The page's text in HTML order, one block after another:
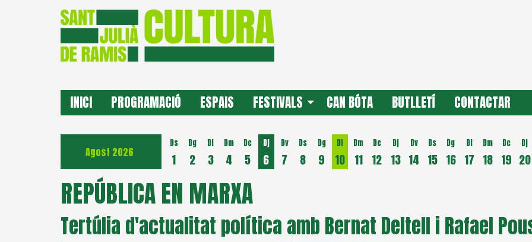
INICI PROGRAMACIÓ ESPAIS FESTIVALS CAN BÓTA BUTLLETÍ CONTACTAR
Agost 2026
Ds
1
Dg
2
Dl
3
Dm
4
Dc
5
Dj
6
Dv
7
Ds
8
Dg
9
Dl
10
Dm
11
Dc
12
Dj
13
Dv
14
Ds
15
Dg
16
Dl
17
Dm
18
Dc
19
Dj
20
REPÚBLICA EN MARXA
Tertúlia d'actualitat política amb Bernat Deltell i Rafael